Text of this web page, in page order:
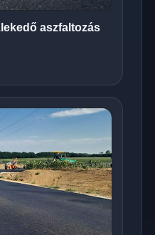
aszfaltozás